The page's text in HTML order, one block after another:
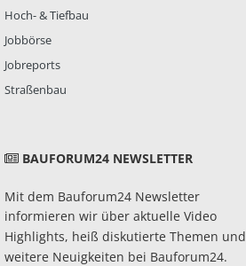
Hoch- & Tiefbau
Jobbörse
Jobreports
Straßenbau
BAUFORUM24 NEWSLETTER
Mit dem Bauforum24 Newsletter
informieren wir über aktuelle Video
Highlights, heiß diskutierte Themen und
weitere Neuigkeiten bei Bauforum24.